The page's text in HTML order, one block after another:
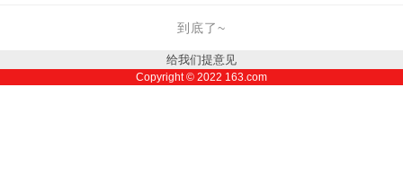
到底了~
给我们提意见
Copyright © 2022 163.com